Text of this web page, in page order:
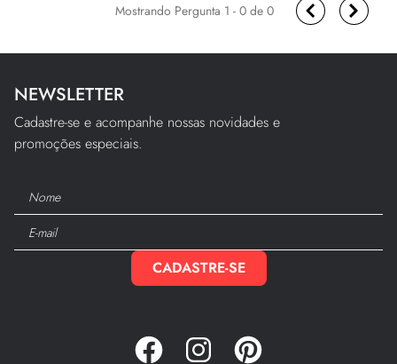
1 - 0de 0
NEWSLETTER
Cadastre-se e acompanhe nossas novidades e
promoções especiais.
CADASTRE-SE